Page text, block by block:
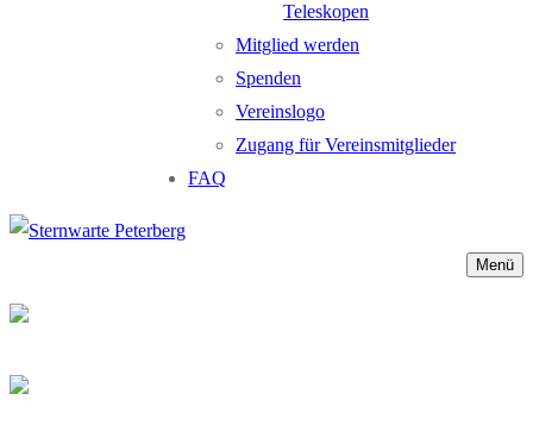
Teleskopen
Mitglied werden
Spenden
Vereinslogo
Zugang für Vereinsmitglieder
FAQ
Menü